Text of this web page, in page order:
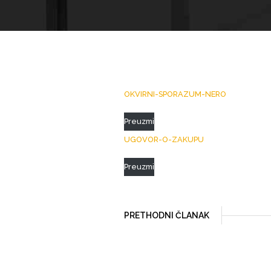
OKVIRNI-SPORAZUM-NERO
Preuzmi
UGOVOR-O-ZAKUPU
Preuzmi
PRETHODNI ČLANAK